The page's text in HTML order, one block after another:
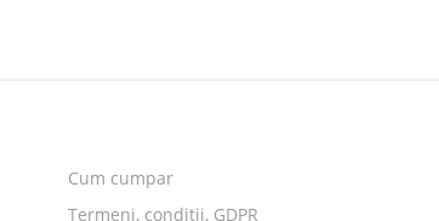
Cum cumpar
Termeni, conditii, GDPR